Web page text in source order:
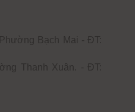
Bạch Mai - ĐT:
Thanh Xuân. - ĐT: